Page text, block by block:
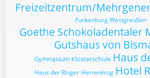
Freizeitzentrum/
Funkenburg Westgreußen
Goethe Schokoladentaler
Gutshaus von
Gymnasium Klosterschule Haus
Haus der Ringer Herrenkrug Hotel